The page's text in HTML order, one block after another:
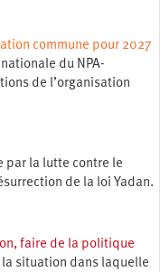
commune pour 2027
du NPA-
de l’organisation
par la lutte contre le
de la loi Yadan.
faire de la politique
la situation dans laquelle